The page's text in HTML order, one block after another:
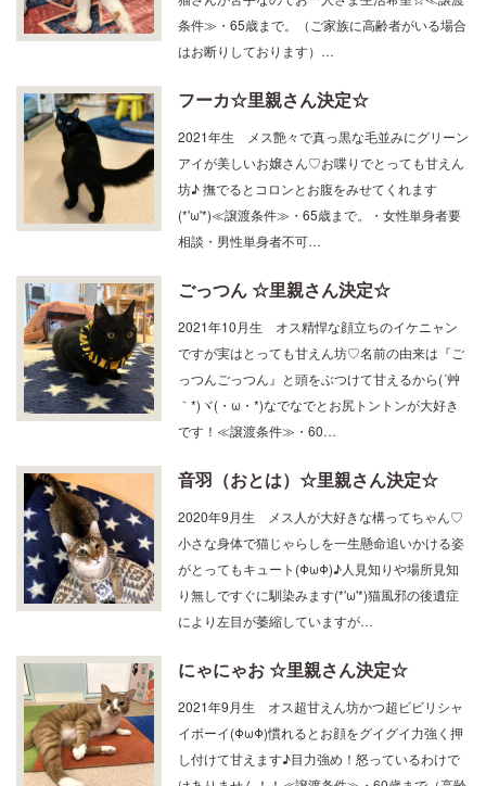
猫さんが苦手なのでお一人さま生活希望☆≪譲渡
条件≫・65歳まで。（ご家族に高齢者がいる場合
はお断りしております）…
フーカ☆里親さん決定☆
2021年生 メス艶々で真っ黒な毛並みにグリーン
アイが美しいお嬢さん♡お喋りでとっても甘えん
坊♪ 撫でるとコロンとお腹をみせてくれます
(*'ω'*)≪譲渡条件≫・65歳まで。・女性単身者要
相談・男性単身者不可…
ごっつん ☆里親さん決定☆
2021年10月生 オス精悍な顔立ちのイケニャン
ですが実はとっても甘えん坊♡名前の由来は『ご
っつんごっつん』と頭をぶつけて甘えるから(´艸
｀*)ヾ(・ω・*)なでなでとお尻トントンが大好き
です！≪譲渡条件≫・60…
音羽（おとは）☆里親さん決定☆
2020年9月生 メス人が大好きな構ってちゃん♡
小さな身体で猫じゃらしを一生懸命追いかける姿
がとってもキュート(ΦωΦ)♪人見知りや場所見知
り無しですぐに馴染みます(*'ω'*)猫風邪の後遺症
により左目が萎縮していますが…
にゃにゃお ☆里親さん決定☆
2021年9月生 オス超甘えん坊かつ超ビビリシャ
イボーイ(ΦωΦ)慣れるとお顔をグイグイ力強く押
し付けて甘えます♪目力強め！怒っているわけで